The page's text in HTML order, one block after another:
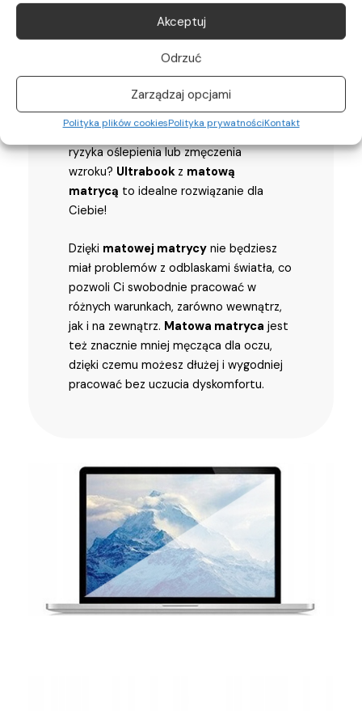
Akceptuj
Odrzuć
Zarządzaj opcjami
Polityka plików cookiesPolityka prywatnościKontakt
Matowa matryca
Chcesz wygodnie pracować przy
laptopie w każdych warunkach, bez
ryzyka oślepienia lub zmęczenia
wzroku? Ultrabook z matową
matrycą to idealne rozwiązanie dla
Ciebie!
Dzięki matowej matrycy nie będziesz
miał problemów z odblaskami światła, co
pozwoli Ci swobodnie pracować w
różnych warunkach, zarówno wewnątrz,
jak i na zewnątrz. Matowa matryca jest
też znacznie mniej męcząca dla oczu,
dzięki czemu możesz dłużej i wygodniej
pracować bez uczucia dyskomfortu.